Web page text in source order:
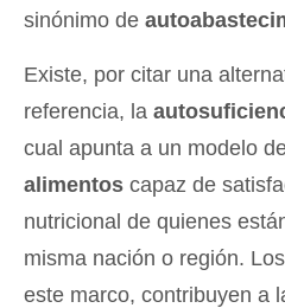
sinónimo de
Existe, por citar una
referencia, la
cual apunta a un modelo
alimentos capaz de
nutricional de quienes
misma nación o región. Los
este marco, contribuyen a